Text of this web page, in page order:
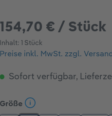
154,70 € / Stück
Inhalt: 1 Stück
Preise inkl. MwSt. zzgl.
Sofort verfügbar,
Größe auswählen